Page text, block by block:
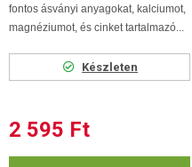
fontos ásványi anyagokat, kalciumot,
magnéziumot, és cinket tartalmazó...
Készleten
2 595 Ft